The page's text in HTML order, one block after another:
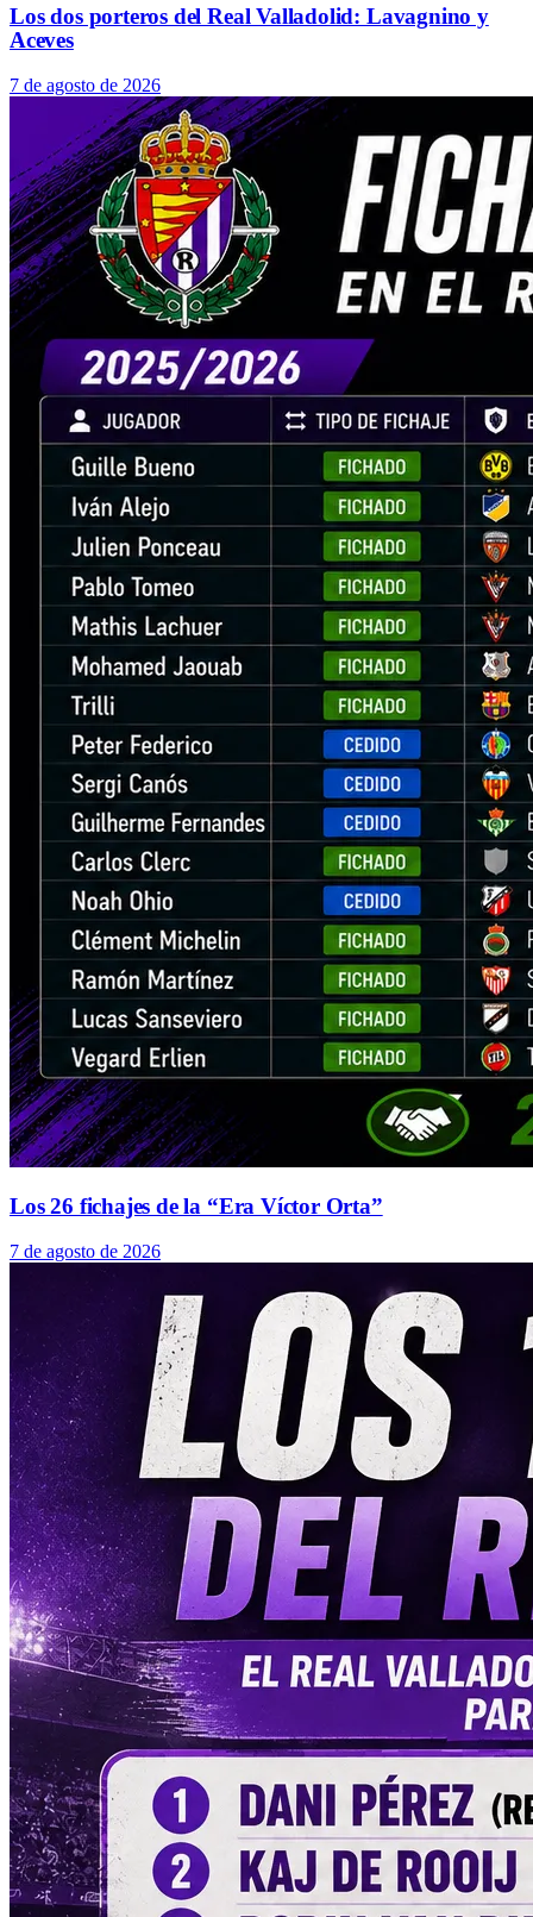
Los dos porteros del Real Valladolid: Lavagnino y
Aceves
7 de agosto de 2026
Los 26 fichajes de la “Era Víctor Orta”
7 de agosto de 2026